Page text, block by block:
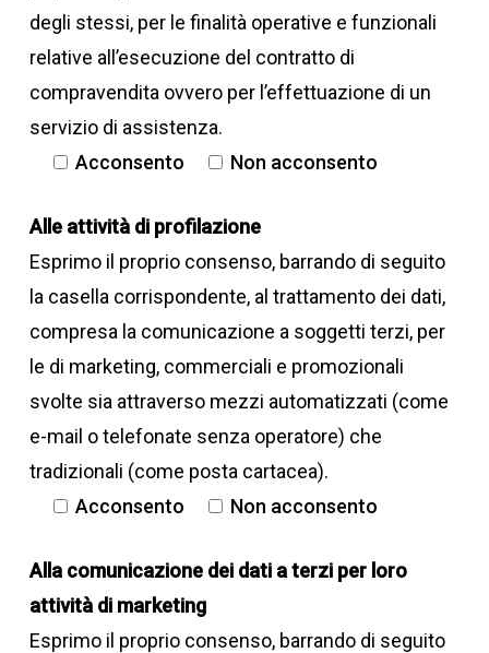
Massa max ammessa
assale posteriore
Massa complessiva (kg)
3190
degli stessi, per le finalità operative e funzionali
relative all’esecuzione del contratto di
compravendita ovvero per l’effettuazione di un
servizio di assistenza.
Acconsento
Non acconsento
Alle attività di profilazione
Esprimo il proprio consenso, barrando di seguito
la casella corrispondente, al trattamento dei dati,
compresa la comunicazione a soggetti terzi, per
le di marketing, commerciali e promozionali
svolte sia attraverso mezzi automatizzati (come
e-mail o telefonate senza operatore) che
tradizionali (come posta cartacea).
Acconsento
Non acconsento
Alla comunicazione dei dati a terzi per loro
attività di marketing
Esprimo il proprio consenso, barrando di seguito